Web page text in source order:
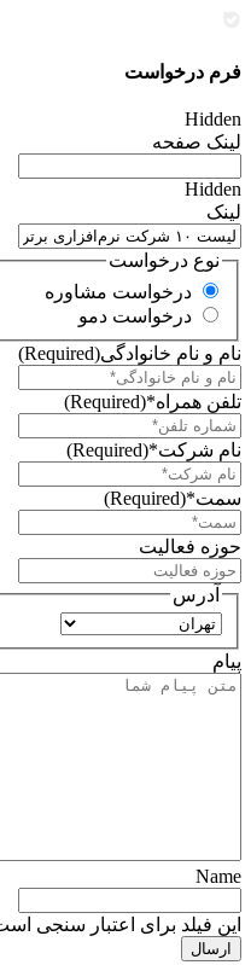
فرم درخواست
Hidden
لینک صفحه
Hidden
لینک
نوع درخواست
درخواست مشاوره
درخواست دمو
نام و نام خانوادگی(Required)
تلفن همراه*(Required)
نام شرکت*(Required)
سمت*(Required)
حوزه فعالیت
آدرس
استان
پیام
Name
این فیلد برای اعتبار سنجی